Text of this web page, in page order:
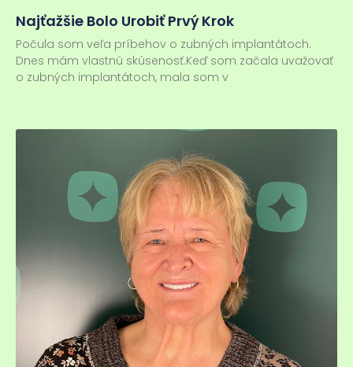
Najťažšie Bolo Urobiť Prvý Krok
Počula som veľa príbehov o zubných implantátoch.
Dnes mám vlastnú skúsenosť.Keď som začala uvažovať
o zubných implantátoch, mala som v